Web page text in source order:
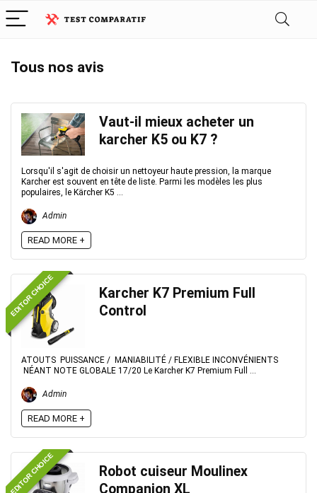
Tous nos avis
Vaut-il mieux acheter un
karcher K5 ou K7 ?
Lorsqu'il s'agit de choisir un nettoyeur haute pression, la marque
Karcher est souvent en tête de liste. Parmi les modèles les plus
populaires, le Kärcher K5 ...
Admin
READ MORE +
EDITOR CHOICE
Karcher K7 Premium Full
Control
ATOUTS PUISSANCE / MANIABILITÉ / FLEXIBLE INCONVÉNIENTS
NÉANT NOTE GLOBALE 17/20 Le Karcher K7 Premium Full ...
Admin
READ MORE +
EDITOR CHOICE
Robot cuiseur Moulinex
Companion XL